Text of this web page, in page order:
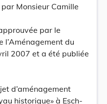
Monsieur Camille
par le
l’Aménagement du
2007 et a été publiée
d’aménagement
historique» à Esch-